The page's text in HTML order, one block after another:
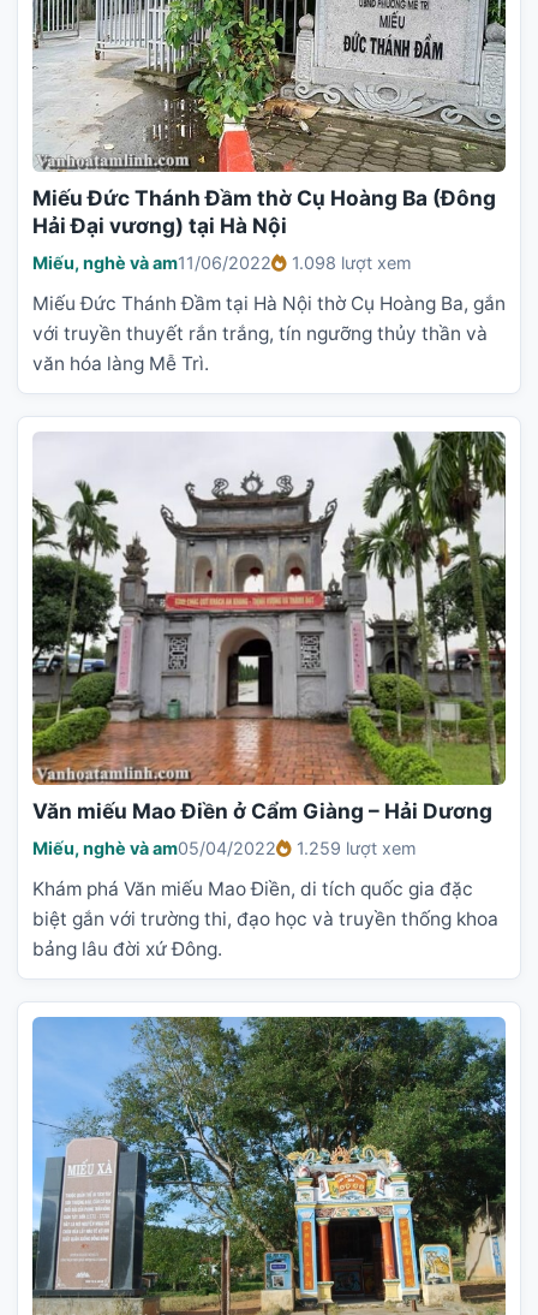
Miếu Đức Thánh Đầm thờ Cụ Hoàng Ba (Đông
Hải Đại vương) tại Hà Nội
Miếu, nghè và am11/06/2022 1.098 lượt xem
Miếu Đức Thánh Đầm tại Hà Nội thờ Cụ Hoàng Ba, gắn
với truyền thuyết rắn trắng, tín ngưỡng thủy thần và
văn hóa làng Mễ Trì.
Văn miếu Mao Điền ở Cẩm Giàng – Hải Dương
Miếu, nghè và am05/04/2022 1.259 lượt xem
Khám phá Văn miếu Mao Điền, di tích quốc gia đặc
biệt gắn với trường thi, đạo học và truyền thống khoa
bảng lâu đời xứ Đông.